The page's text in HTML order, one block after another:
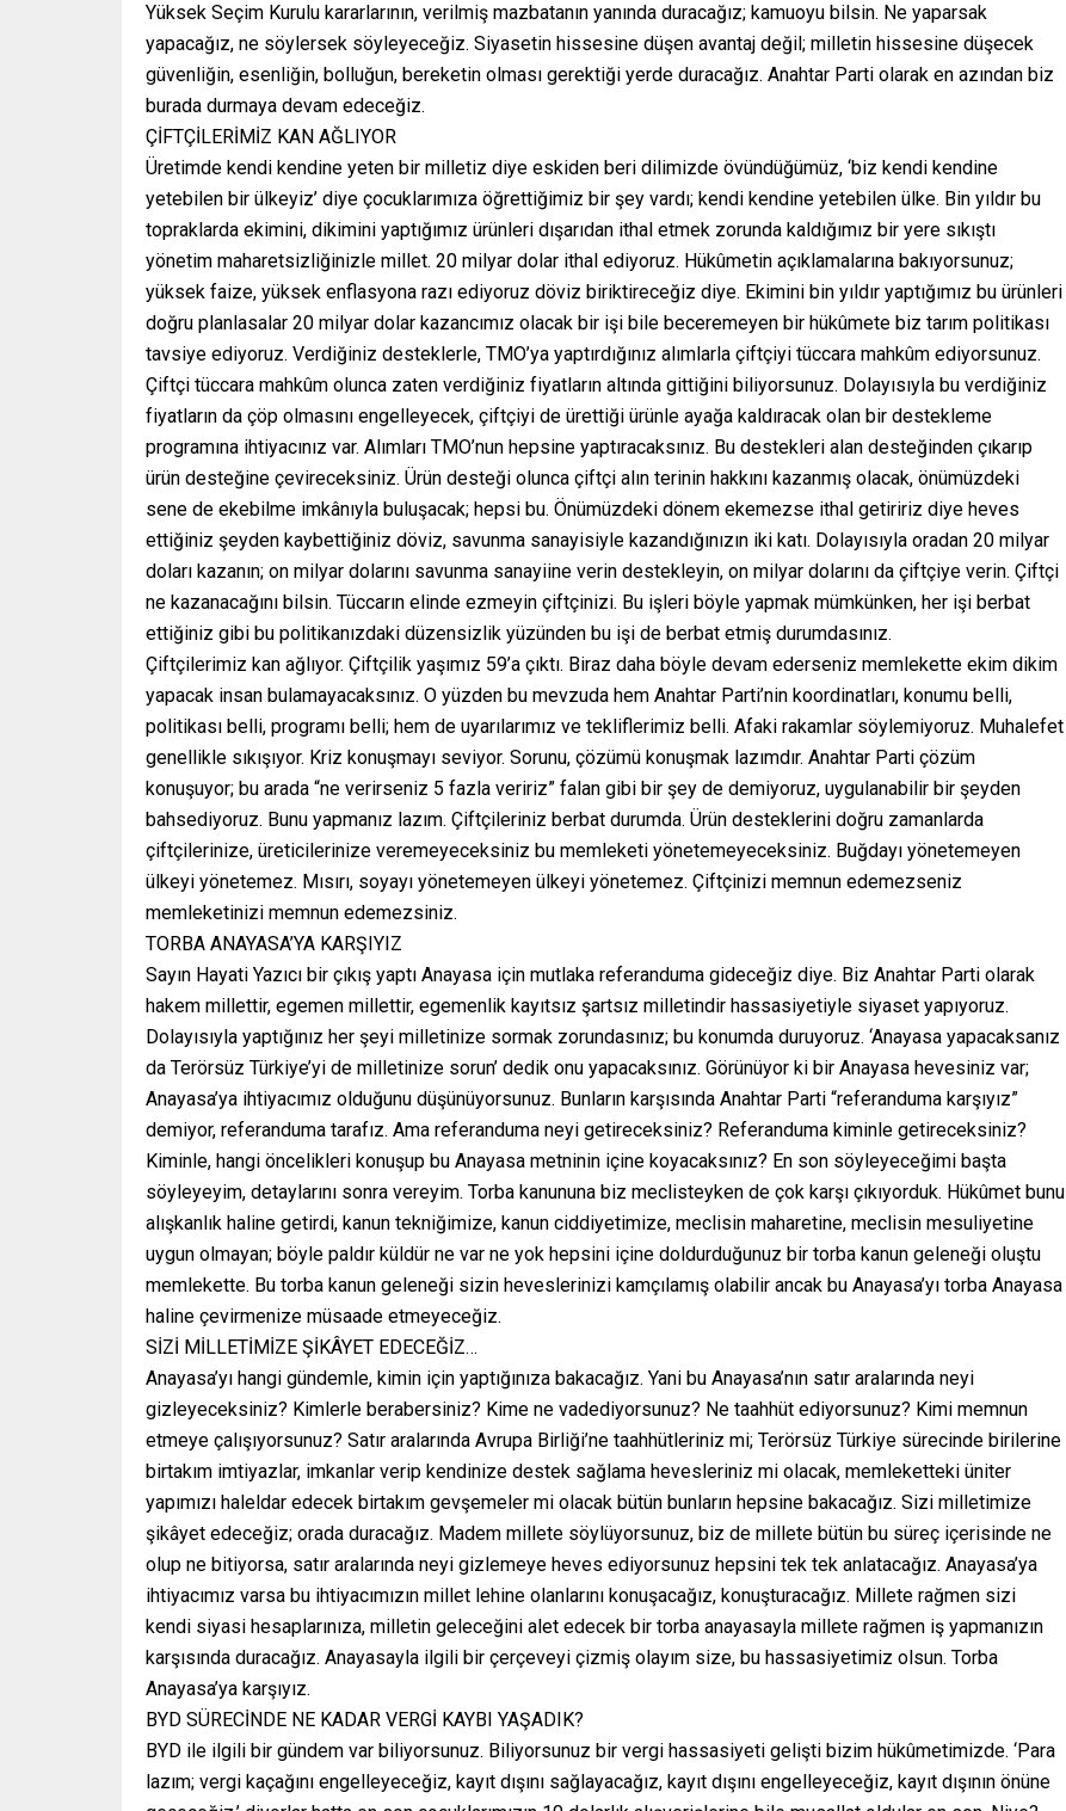
Yüksek Seçim Kurulu kararlarının, verilmiş mazbatanın yanında duracağız; kamuoyu bilsin. Ne yaparsak
yapacağız, ne söylersek söyleyeceğiz. Siyasetin hissesine düşen avantaj değil; milletin hissesine düşecek
güvenliğin, esenliğin, bolluğun, bereketin olması gerektiği yerde duracağız. Anahtar Parti olarak en azından biz
burada durmaya devam edeceğiz.
ÇİFTÇİLERİMİZ KAN AĞLIYOR
Üretimde kendi kendine yeten bir milletiz diye eskiden beri dilimizde övündüğümüz, ‘biz kendi kendine
yetebilen bir ülkeyiz’ diye çocuklarımıza öğrettiğimiz bir şey vardı; kendi kendine yetebilen ülke. Bin yıldır bu
topraklarda ekimini, dikimini yaptığımız ürünleri dışarıdan ithal etmek zorunda kaldığımız bir yere sıkıştı
yönetim maharetsizliğinizle millet. 20 milyar dolar ithal ediyoruz. Hükûmetin açıklamalarına bakıyorsunuz;
yüksek faize, yüksek enflasyona razı ediyoruz döviz biriktireceğiz diye. Ekimini bin yıldır yaptığımız bu ürünleri
doğru planlasalar 20 milyar dolar kazancımız olacak bir işi bile beceremeyen bir hükûmete biz tarım politikası
tavsiye ediyoruz. Verdiğiniz desteklerle, TMO’ya yaptırdığınız alımlarla çiftçiyi tüccara mahkûm ediyorsunuz.
Çiftçi tüccara mahkûm olunca zaten verdiğiniz fiyatların altında gittiğini biliyorsunuz. Dolayısıyla bu verdiğiniz
fiyatların da çöp olmasını engelleyecek, çiftçiyi de ürettiği ürünle ayağa kaldıracak olan bir destekleme
programına ihtiyacınız var. Alımları TMO’nun hepsine yaptıracaksınız. Bu destekleri alan desteğinden çıkarıp
ürün desteğine çevireceksiniz. Ürün desteği olunca çiftçi alın terinin hakkını kazanmış olacak, önümüzdeki
sene de ekebilme imkânıyla buluşacak; hepsi bu. Önümüzdeki dönem ekemezse ithal getiririz diye heves
ettiğiniz şeyden kaybettiğiniz döviz, savunma sanayisiyle kazandığınızın iki katı. Dolayısıyla oradan 20 milyar
doları kazanın; on milyar dolarını savunma sanayiine verin destekleyin, on milyar dolarını da çiftçiye verin. Çiftçi
ne kazanacağını bilsin. Tüccarın elinde ezmeyin çiftçinizi. Bu işleri böyle yapmak mümkünken, her işi berbat
ettiğiniz gibi bu politikanızdaki düzensizlik yüzünden bu işi de berbat etmiş durumdasınız.
Çiftçilerimiz kan ağlıyor. Çiftçilik yaşımız 59’a çıktı. Biraz daha böyle devam ederseniz memlekette ekim dikim
yapacak insan bulamayacaksınız. O yüzden bu mevzuda hem Anahtar Parti’nin koordinatları, konumu belli,
politikası belli, programı belli; hem de uyarılarımız ve tekliflerimiz belli. Afaki rakamlar söylemiyoruz. Muhalefet
genellikle sıkışıyor. Kriz konuşmayı seviyor. Sorunu, çözümü konuşmak lazımdır. Anahtar Parti çözüm
konuşuyor; bu arada “ne verirseniz 5 fazla veririz” falan gibi bir şey de demiyoruz, uygulanabilir bir şeyden
bahsediyoruz. Bunu yapmanız lazım. Çiftçileriniz berbat durumda. Ürün desteklerini doğru zamanlarda
çiftçilerinize, üreticilerinize veremeyeceksiniz bu memleketi yönetemeyeceksiniz. Buğdayı yönetemeyen
ülkeyi yönetemez. Mısırı, soyayı yönetemeyen ülkeyi yönetemez. Çiftçinizi memnun edemezseniz
memleketinizi memnun edemezsiniz.
TORBA ANAYASA’YA KARŞIYIZ
Sayın Hayati Yazıcı bir çıkış yaptı Anayasa için mutlaka referanduma gideceğiz diye. Biz Anahtar Parti olarak
hakem millettir, egemen millettir, egemenlik kayıtsız şartsız milletindir hassasiyetiyle siyaset yapıyoruz.
Dolayısıyla yaptığınız her şeyi milletinize sormak zorundasınız; bu konumda duruyoruz. ‘Anayasa yapacaksanız
da Terörsüz Türkiye’yi de milletinize sorun’ dedik onu yapacaksınız. Görünüyor ki bir Anayasa hevesiniz var;
Anayasa’ya ihtiyacımız olduğunu düşünüyorsunuz. Bunların karşısında Anahtar Parti “referanduma karşıyız”
demiyor, referanduma tarafız. Ama referanduma neyi getireceksiniz? Referanduma kiminle getireceksiniz?
Kiminle, hangi öncelikleri konuşup bu Anayasa metninin içine koyacaksınız? En son söyleyeceğimi başta
söyleyeyim, detaylarını sonra vereyim. Torba kanununa biz meclisteyken de çok karşı çıkıyorduk. Hükûmet bunu
alışkanlık haline getirdi, kanun tekniğimize, kanun ciddiyetimize, meclisin maharetine, meclisin mesuliyetine
uygun olmayan; böyle paldır küldür ne var ne yok hepsini içine doldurduğunuz bir torba kanun geleneği oluştu
memlekette. Bu torba kanun geleneği sizin heveslerinizi kamçılamış olabilir ancak bu Anayasa’yı torba Anayasa
haline çevirmenize müsaade etmeyeceğiz.
SİZİ MİLLETİMİZE ŞİKÂYET EDECEĞİZ…
Anayasa’yı hangi gündemle, kimin için yaptığınıza bakacağız. Yani bu Anayasa’nın satır aralarında neyi
gizleyeceksiniz? Kimlerle berabersiniz? Kime ne vadediyorsunuz? Ne taahhüt ediyorsunuz? Kimi memnun
etmeye çalışıyorsunuz? Satır aralarında Avrupa Birliği’ne taahhütleriniz mi; Terörsüz Türkiye sürecinde birilerine
birtakım imtiyazlar, imkanlar verip kendinize destek sağlama hevesleriniz mi olacak, memleketteki üniter
yapımızı haleldar edecek birtakım gevşemeler mi olacak bütün bunların hepsine bakacağız. Sizi milletimize
şikâyet edeceğiz; orada duracağız. Madem millete söylüyorsunuz, biz de millete bütün bu süreç içerisinde ne
olup ne bitiyorsa, satır aralarında neyi gizlemeye heves ediyorsunuz hepsini tek tek anlatacağız. Anayasa’ya
ihtiyacımız varsa bu ihtiyacımızın millet lehine olanlarını konuşacağız, konuşturacağız. Millete rağmen sizi
kendi siyasi hesaplarınıza, milletin geleceğini alet edecek bir torba anayasayla millete rağmen iş yapmanızın
karşısında duracağız. Anayasayla ilgili bir çerçeveyi çizmiş olayım size, bu hassasiyetimiz olsun. Torba
Anayasa’ya karşıyız.
BYD SÜRECİNDE NE KADAR VERGİ KAYBI YAŞADIK?
BYD ile ilgili bir gündem var biliyorsunuz. Biliyorsunuz bir vergi hassasiyeti gelişti bizim hükûmetimizde. ‘Para
lazım; vergi kaçağını engelleyeceğiz, kayıt dışını sağlayacağız, kayıt dışını engelleyeceğiz, kayıt dışının önüne